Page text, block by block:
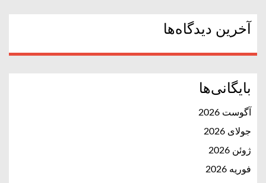
آخرین دیدگاه‌ها
بایگانی‌ها
آگوست 2026
جولای 2026
ژوئن 2026
فوریه 2026